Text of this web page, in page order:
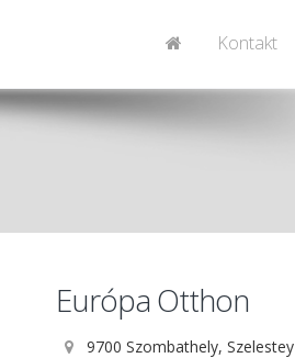
Kontakt
Európa Otthon
9700 Szombathely, Szelestey